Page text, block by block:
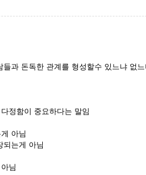
과 돈독한 관계를 형성할수 있느냐 없
정함이 중요하다는 말임
아님
되는게 아님
님